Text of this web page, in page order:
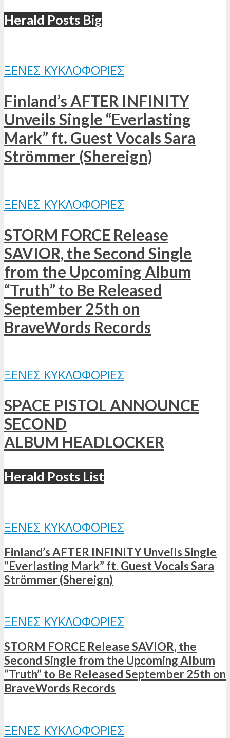
Herald Posts Big
ΞΈΝΕΣ ΚΥΚΛΟΦΟΡΊΕΣ
Finland’s AFTER INFINITY
Unveils Single “Everlasting
Mark” ft. Guest Vocals Sara
Strömmer (Shereign)
ΞΈΝΕΣ ΚΥΚΛΟΦΟΡΊΕΣ
STORM FORCE Release
SAVIOR, the Second Single
from the Upcoming Album
“Truth” to Be Released
September 25th on
BraveWords Records
ΞΈΝΕΣ ΚΥΚΛΟΦΟΡΊΕΣ
SPACE PISTOL ANNOUNCE
SECOND
ALBUM HEADLOCKER
Herald Posts List
ΞΈΝΕΣ ΚΥΚΛΟΦΟΡΊΕΣ
Finland’s AFTER INFINITY Unveils Single
“Everlasting Mark” ft. Guest Vocals Sara
Strömmer (Shereign)
ΞΈΝΕΣ ΚΥΚΛΟΦΟΡΊΕΣ
STORM FORCE Release SAVIOR, the
Second Single from the Upcoming Album
“Truth” to Be Released September 25th on
BraveWords Records
ΞΈΝΕΣ ΚΥΚΛΟΦΟΡΊΕΣ